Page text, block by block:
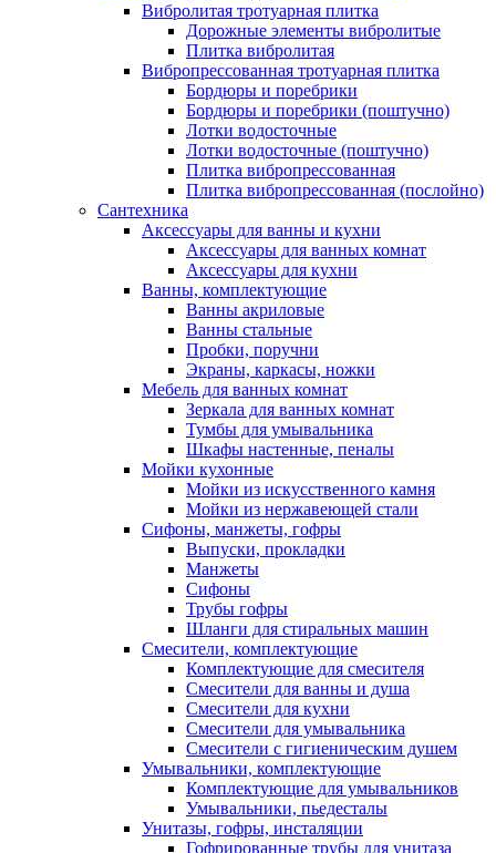
Вибролитая тротуарная плитка
Дорожные элементы вибролитые
Плитка вибролитая
Вибропрессованная тротуарная плитка
Бордюры и поребрики
Бордюры и поребрики (поштучно)
Лотки водосточные
Лотки водосточные (поштучно)
Плитка вибропрессованная
Плитка вибропрессованная (послойно)
Сантехника
Аксессуары для ванны и кухни
Аксессуары для ванных комнат
Аксессуары для кухни
Ванны, комплектующие
Ванны акриловые
Ванны стальные
Пробки, поручни
Экраны, каркасы, ножки
Мебель для ванных комнат
Зеркала для ванных комнат
Тумбы для умывальника
Шкафы настенные, пеналы
Мойки кухонные
Мойки из искусственного камня
Мойки из нержавеющей стали
Сифоны, манжеты, гофры
Выпуски, прокладки
Манжеты
Сифоны
Трубы гофры
Шланги для стиральных машин
Смесители, комплектующие
Комплектующие для смесителя
Смесители для ванны и душа
Смесители для кухни
Смесители для умывальника
Смесители с гигиеническим душем
Умывальники, комплектующие
Комплектующие для умывальников
Умывальники, пьедесталы
Унитазы, гофры, инсталяции
Гофрированные трубы для унитаза